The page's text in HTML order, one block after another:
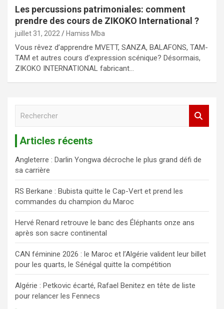
Les percussions patrimoniales: comment
prendre des cours de ZIKOKO International ?
juillet 31, 2022 Hamiss Mba
Vous rêvez d’apprendre MVETT, SANZA, BALAFONS, TAM-
TAM et autres cours d’expression scénique? Désormais,
ZIKOKO INTERNATIONAL fabricant…
r
c
e
r
Articles récents
Angleterre : Darlin Yongwa décroche le plus grand défi de
sa carrière
RS Berkane : Bubista quitte le Cap-Vert et prend les
commandes du champion du Maroc
Hervé Renard retrouve le banc des Éléphants onze ans
après son sacre continental
CAN féminine 2026 : le Maroc et l’Algérie valident leur billet
pour les quarts, le Sénégal quitte la compétition
Algérie : Petkovic écarté, Rafael Benitez en tête de liste
pour relancer les Fennecs